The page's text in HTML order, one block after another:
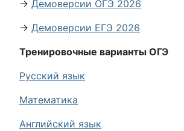
→ Демоверсии ОГЭ 2026
→ Демоверсии ЕГЭ 2026
Тренировочные варианты ОГЭ
Русский язык
Математика
Английский язык